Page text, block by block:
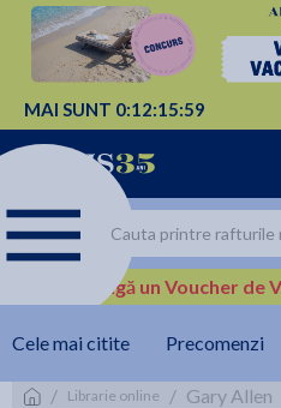
MAI SUNT 0:12:15:59
Câștigă un Voucher de
Cele mai citite Precomenzi
/ Librarie online / Gary Allen